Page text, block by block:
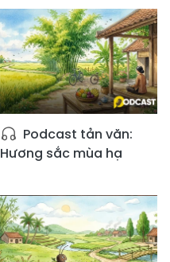
Podcast tản văn:
Hương sắc mùa hạ